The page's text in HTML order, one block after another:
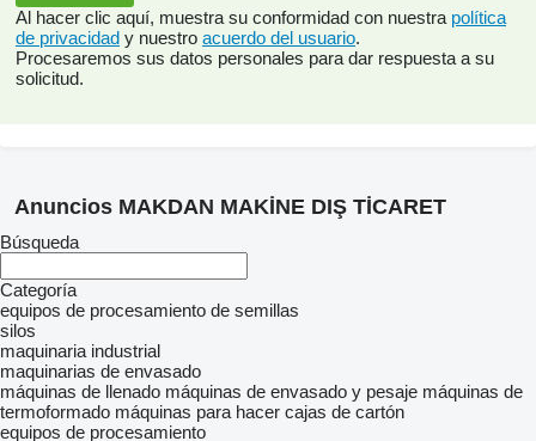
Al hacer clic aquí, muestra su conformidad con nuestra política
de privacidad y nuestro acuerdo del usuario.
Procesaremos sus datos personales para dar respuesta a su
solicitud.
Anuncios MAKDAN MAKİNE DIŞ TİCARET
Búsqueda
Categoría
equipos de procesamiento de semillas
silos
maquinaria industrial
maquinarias de envasado
máquinas de llenado máquinas de envasado y pesaje máquinas de
termoformado máquinas para hacer cajas de cartón
equipos de procesamiento